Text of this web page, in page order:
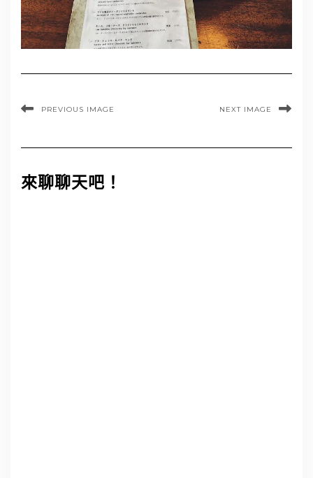
PREVIOUS IMAGE NEXT IMAGE
來聊聊天吧！